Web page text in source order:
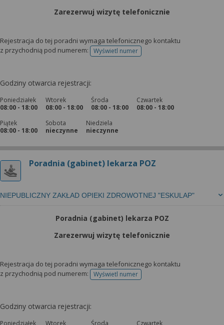
Zarezerwuj wizytę telefonicznie
Rejestracja do tej poradni wymaga telefonicznego kontaktu
z przychodnią pod numerem:
Wyświetl numertelefonu do rejestracji
Godziny otwarcia rejestracji:
Poniedziałek
08:00 - 18:00
Wtorek
08:00 - 18:00
Środa
08:00 - 18:00
Czwartek
08:00 - 18:00
Piątek
08:00 - 18:00
Sobota
nieczynne
Niedziela
nieczynne
Poradnia (gabinet) lekarza POZ
NIEPUBLICZNY ZAKŁAD OPIEKI ZDROWOTNEJ "ESKULAP"
Poradnia (gabinet) lekarza POZ
Zarezerwuj wizytę telefonicznie
Rejestracja do tej poradni wymaga telefonicznego kontaktu
z przychodnią pod numerem:
Wyświetl numertelefonu do rejestracji
Godziny otwarcia rejestracji:
Poniedziałek
Wtorek
Środa
Czwartek